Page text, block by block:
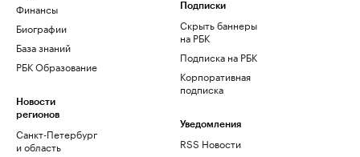
Финансы
Биографии
База знаний
РБК Образование
Новости
регионов
Санкт-Петербург
и область
Подписки
Скрыть баннеры
на РБК
Подписка на РБК
Корпоративная
подписка
Уведомления
RSS Новости